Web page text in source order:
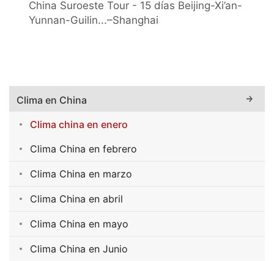
China Suroeste Tour - 15 días Beijing-Xi’an-
Yunnan-Guilin...–Shanghai
Clima en China
Clima china en enero
Clima China en febrero
Clima China en marzo
Clima China en abril
Clima China en mayo
Clima China en Junio